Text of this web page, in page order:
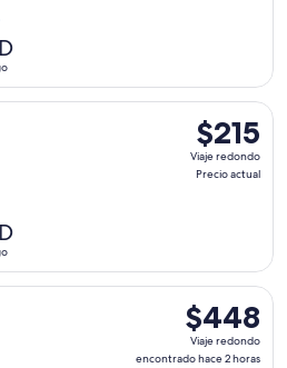
$215
Viaje
redondo,
$215
Viaje redondo
Precio actual
con salida el mar, 13 oct.
$448
Viaje
redondo,
$448
Viaje redondo
encontrado hace 2 horas
Airways, con salida el mié, 2